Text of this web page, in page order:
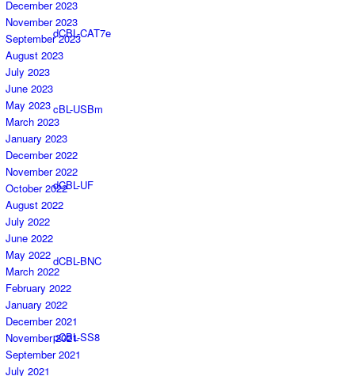
dCBL-CAT7e
cBL-USBm
dCBL-UF
dCBL-BNC
pCBL-SS8
December 2023
November 2023
September 2023
August 2023
July 2023
June 2023
May 2023
March 2023
January 2023
December 2022
November 2022
October 2022
August 2022
July 2022
June 2022
May 2022
March 2022
February 2022
January 2022
December 2021
November 2021
September 2021
July 2021